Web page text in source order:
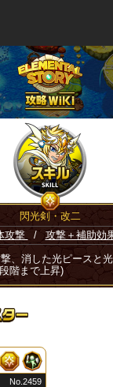
閃光剣・改二
攻撃
/ 攻撃＋補助効
、消した光ピースと
階まで上昇)
No.2459